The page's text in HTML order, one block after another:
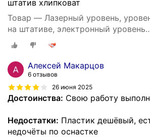
штатив хлипковат
Товар — Лазерный уровень,
на штативе, электронный уровень
самовыравнивающийся, нивелир
линий
Алексей Макарцов
6 отзывов
26 июня 2025
Достоинства: Свою работу
Недостатки: Пластик дешёвый,
недочёты по оснастке